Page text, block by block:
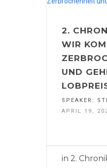
2.
WIR
UND
SPEAKER:
APRIL 19,
in 2.